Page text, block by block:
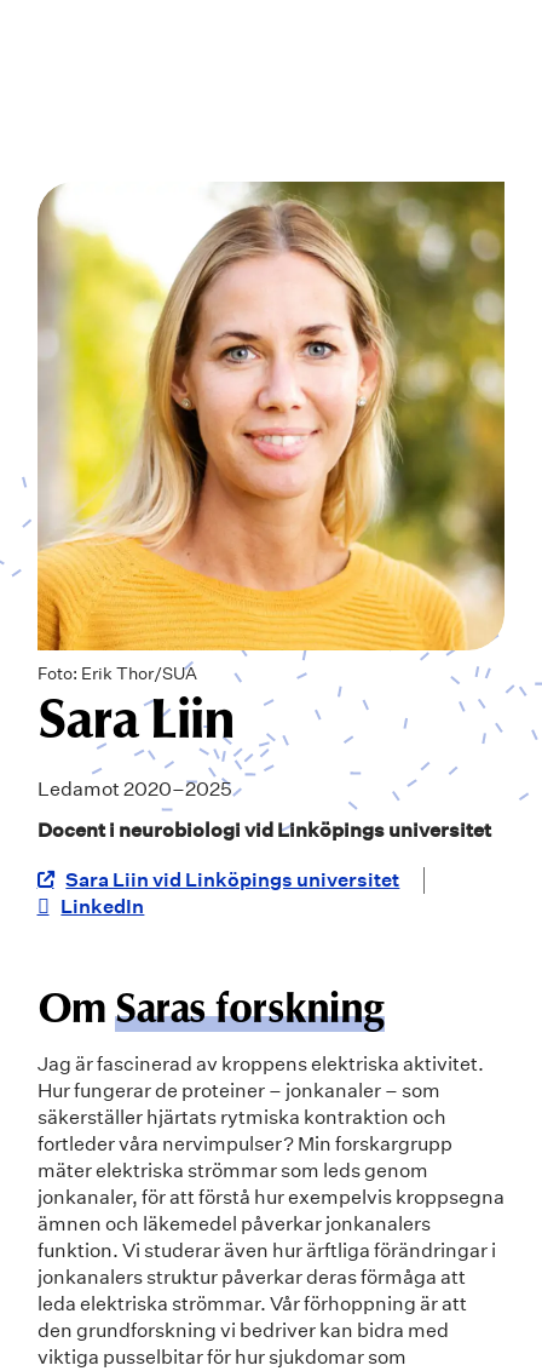
Foto: Erik Thor/SUA
Sara Liin
Ledamot 2020–2025
Docent i neurobiologi vid Linköpings universitet
Sara Liin vid Linköpings universitet
LinkedIn
OmSaras forskning
Jag är fascinerad av kroppens elektriska aktivitet.
Hur fungerar de proteiner – jonkanaler – som
säkerställer hjärtats rytmiska kontraktion och
fortleder våra nervimpulser? Min forskargrupp
mäter elektriska strömmar som leds genom
jonkanaler, för att förstå hur exempelvis kroppsegna
ämnen och läkemedel påverkar jonkanalers
funktion. Vi studerar även hur ärftliga förändringar i
jonkanalers struktur påverkar deras förmåga att
leda elektriska strömmar. Vår förhoppning är att
den grundforskning vi bedriver kan bidra med
viktiga pusselbitar för hur sjukdomar som